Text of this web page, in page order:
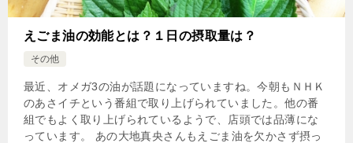
えごま油の効能とは？１日の摂取量は？
その他
最近、オメガ3の油が話題になっていますね。今朝もＮＨＫ
のあさイチという番組で取り上げられていました。他の番
組でもよく取り上げられているようで、店頭では品薄にな
っています。 あの大地真央さんもえごま油を欠かさず摂っ